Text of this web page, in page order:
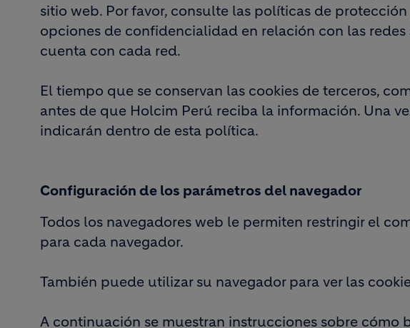
sitio web. Por favor, consulte las políticas de
opciones de confidencialidad en relación con las
cuenta con cada red.
El tiempo que se conservan las cookies de terceros,
antes de que Holcim Perú reciba la información. Una
indicarán dentro de esta política.
Configuración de los parámetros del navegador
Todos los navegadores web le permiten restringir el
para cada navegador.
También puede utilizar su navegador para ver las
A continuación se muestran instrucciones sobre cómo